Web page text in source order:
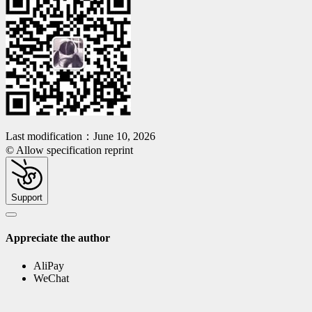
Last modification：June 10, 2026
© Allow specification reprint
Support
Appreciate the author
AliPay
WeChat